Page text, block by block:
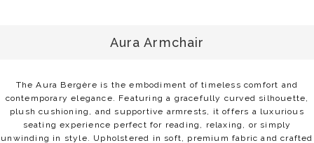
Aura Armchair
The Aura Bergère is the embodiment of timeless comfort and
contemporary elegance. Featuring a gracefully curved silhouette,
plush cushioning, and supportive armrests, it offers a luxurious
seating experience perfect for reading, relaxing, or simply
unwinding in style. Upholstered in soft, premium fabric and crafted